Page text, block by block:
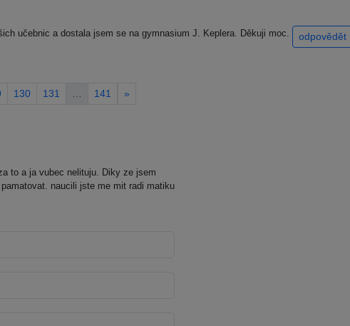
učebnic a dostala jsem se na gymnasium J. Keplera. Děkuji moc. odpovědět
130 131 141 »
to a ja vubec nelituju. Diky ze jsem
naucili jste me mit radi matiku